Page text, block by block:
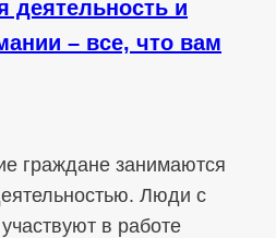
деятельность и
– все, что вам
граждане занимаются
Люди с
в работе